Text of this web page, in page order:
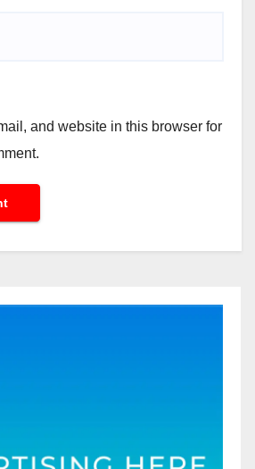
and website in this browser for